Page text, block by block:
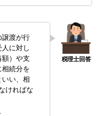
譲渡が行
に対し
）や支
続分を
い、相
ければな